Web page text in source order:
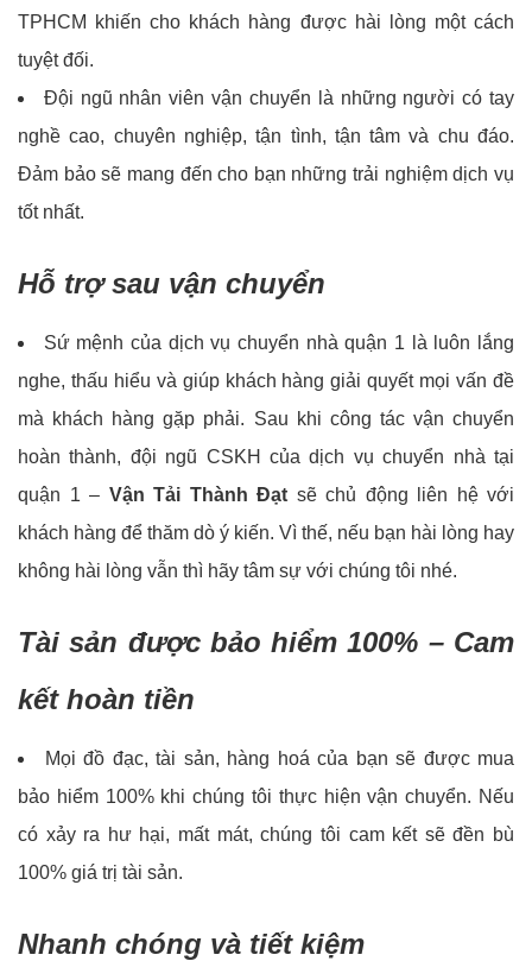
TPHCM khiến cho khách hàng được hài lòng một cách
tuyệt đối.
Đội ngũ nhân viên vận chuyển là những người có tay
nghề cao, chuyên nghiệp, tận tình, tận tâm và chu đáo.
Đảm bảo sẽ mang đến cho bạn những trải nghiệm dịch vụ
tốt nhất.
Hỗ trợ sau vận chuyển
Sứ mệnh của dịch vụ chuyển nhà quận 1 là luôn lắng
nghe, thấu hiểu và giúp khách hàng giải quyết mọi vấn đề
mà khách hàng gặp phải. Sau khi công tác vận chuyển
hoàn thành, đội ngũ CSKH của dịch vụ chuyển nhà tại
quận 1 – Vận Tải Thành Đạt sẽ chủ động liên hệ với
khách hàng để thăm dò ý kiến. Vì thế, nếu bạn hài lòng hay
không hài lòng vẫn thì hãy tâm sự với chúng tôi nhé.
Tài sản được bảo hiểm 100% – Cam
kết hoàn tiền
Mọi đồ đạc, tài sản, hàng hoá của bạn sẽ được mua
bảo hiểm 100% khi chúng tôi thực hiện vận chuyển. Nếu
có xảy ra hư hại, mất mát, chúng tôi cam kết sẽ đền bù
100% giá trị tài sản.
Nhanh chóng và tiết kiệm